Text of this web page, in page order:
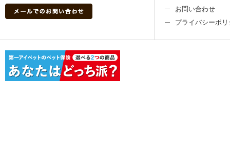
お問い合わせ
プライバシーポリ